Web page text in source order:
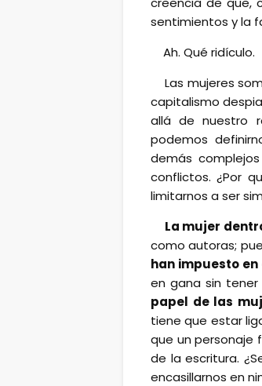
sentimientos y la
Ah. Qué ridículo.
Las mujeres
capitalismo
allá de nuestro
podemos
demás
conflictos. ¿Por
limitarnos a ser
La mujer
como autoras;
han impuesto
en gana sin tener
papel de las
tiene que estar
que un personaje
de la escritura.
encasillarnos en